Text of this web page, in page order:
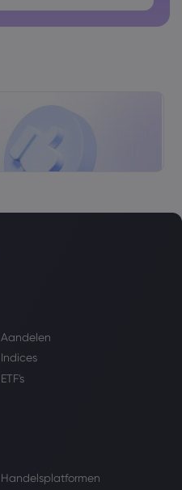
Aandelen
Indices
ETF's
Handelsplatformen